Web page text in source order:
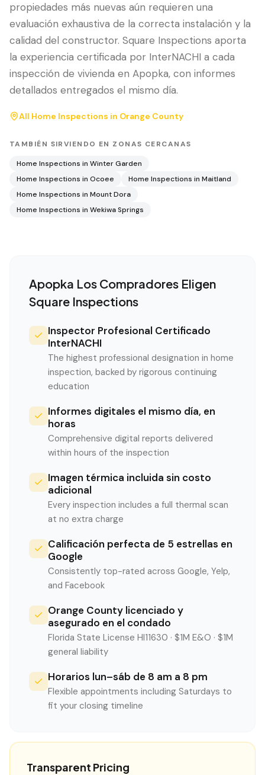
propiedades más nuevas aún requieren una
evaluación exhaustiva de la correcta instalación y la
calidad del constructor. Square Inspections aporta
la experiencia certificada por InterNACHI a cada
inspección de vivienda en Apopka, con informes
detallados entregados el mismo día.
All Home Inspections in Orange County
TAMBIÉN SIRVIENDO EN ZONAS CERCANAS
Home Inspections in Winter Garden
Home Inspections in Ocoee Home Inspections in Maitland
Home Inspections in Mount Dora
Home Inspections in Wekiwa Springs
Apopka Los Compradores Eligen
Square Inspections
Inspector Profesional Certificado
InterNACHI
The highest professional designation in home
inspection, backed by rigorous continuing
education
Informes digitales el mismo día, en
horas
Comprehensive digital reports delivered
within hours of the inspection
Imagen térmica incluida sin costo
adicional
Every inspection includes a full thermal scan
at no extra charge
Calificación perfecta de 5 estrellas en
Google
Consistently top-rated across Google, Yelp,
and Facebook
Orange County licenciado y
asegurado en el condado
Florida State License HI11630 · $1M E&O · $1M
general liability
Horarios lun–sáb de 8 am a 8 pm
Flexible appointments including Saturdays to
fit your closing timeline
Transparent Pricing